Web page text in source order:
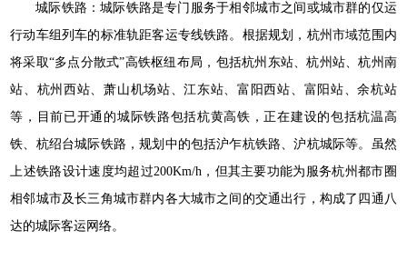
城际铁路：城际铁路是专门服务于相邻城市之间或城市群的仅运
行动车组列车的标准轨距客运专线铁路。根据规划，杭州市域范围内
将采取“多点分散式”高铁枢纽布局，包括杭州东站、杭州站、杭州南
站、杭州西站、萧山机场站、江东站、富阳西站、富阳站、余杭站
等，目前已开通的城际铁路包括杭黄高铁，正在建设的包括杭温高
铁、杭绍台城际铁路，规划中的包括沪乍杭铁路、沪杭城际等。虽然
上述铁路设计速度均超过200Km/h，但其主要功能为服务杭州都市圈
相邻城市及长三角城市群内各大城市之间的交通出行，构成了四通八
达的城际客运网络。